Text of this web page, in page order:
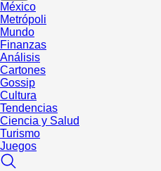
México
Metrópoli
Mundo
Finanzas
Análisis
Cartones
Gossip
Cultura
Tendencias
Ciencia y Salud
Turismo
Juegos